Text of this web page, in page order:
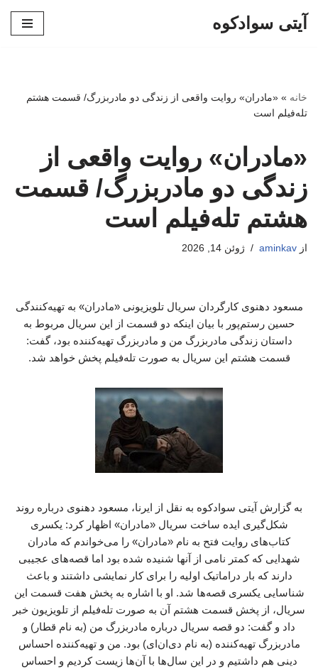
آیتی سوادکوه
خانه » «مادران» روایت واقعی از زندگی دو مادربزرگ/ قسمت هشتم
تله‌فیلم است
«مادران» روایت واقعی از
زندگی دو مادربزرگ/ قسمت
هشتم تله‌فیلم است
از aminkav ژوئن 14, 2026
مسعود دهنوی کارگردان سریال تلویزیونی «مادران» به تهیه‌کنندگی
حسین رستم‌پور با بیان اینکه دو قسمت از این سریال مربوط به
داستان زندگی مادربزرگ من و مادربزرگ تهیه‌کننده بود، گفت:
قسمت هشتم این سریال به صورت تله‌فیلم پخش خواهد شد.
به گزارش آیتی سوادکوه به نقل از ایرنا، مسعود دهنوی درباره روند
شکل‌گیری ایده ساخت سریال «مادران» اظهار کرد: یکسری
کتاب‌های روایت فتح به نام «مادران» را می‌خواندم که مادران
شهدایی که کمتر نامی از آنها شنیده شده بود اما قصه‌های عجیبی
دارند که بار دراماتیک اولیه را برای کار نمایشی داشتند و باعث
شناسایی یکسری قصه‌ها شد. او با اشاره به پخش هفت قسمت این
سریال، از پخش قسمت هشتم آن به صورت تله‌فیلم از تلویزیون خبر
داد و گفت: دو قصه سریال درباره مادربزرگ من (به نام قطار) و
مادربزرگ تهیه‌کننده (به نام دی‌ان‌ای) بود. من و تهیه‌کننده احساس
دینی هم داشتیم و در این سال‌ها با آن‌ها زیست کردیم و احساس